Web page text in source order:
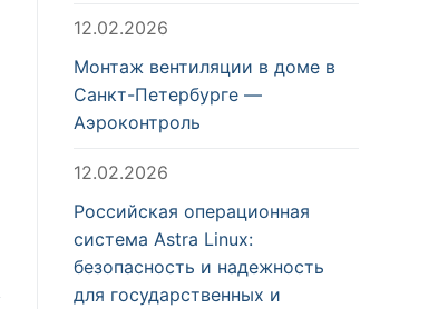
12.02.2026
Монтаж вентиляции в доме в
Санкт-Петербурге —
Аэроконтроль
12.02.2026
Российская операционная
система Astra Linux:
безопасность и надежность
для государственных и